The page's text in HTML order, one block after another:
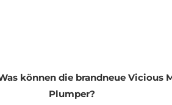
können die brandneue Vicious
Plumper?